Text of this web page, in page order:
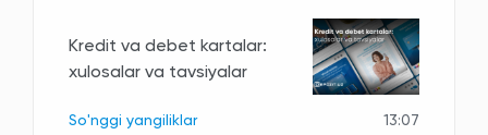
Kredit va debet kartalar:
xulosalar va tavsiyalar
So'nggi yangiliklar 13:07